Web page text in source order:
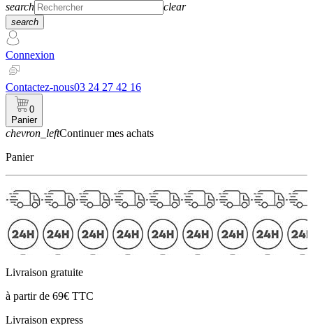
search clear
search
Connexion
Contactez-nous03 24 27 42 16
0
Panier
chevron_leftContinuer mes achats
Panier
Livraison gratuite
à partir de 69€ TTC
Livraison express